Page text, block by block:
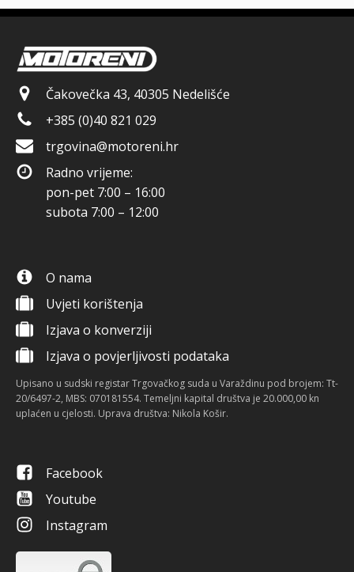
Čakovečka 43, 40305 Nedelišće
+385 (0)40 821 029
trgovina@motoreni.hr
Radno vrijeme:
pon-pet 7:00 – 16:00
subota 7:00 – 12:00
O nama
Uvjeti korištenja
Izjava o konverziji
Izjava o povjerljivosti podataka
Upisano u sudski registar Trgovačkog suda u Varaždinu pod brojem: Tt-
20/6497-2, MBS: 070181554. Temeljni kapital društva je 20.000,00 kn
uplaćen u cjelosti. Uprava društva: Nikola Košir.
Facebook
Youtube
Instagram